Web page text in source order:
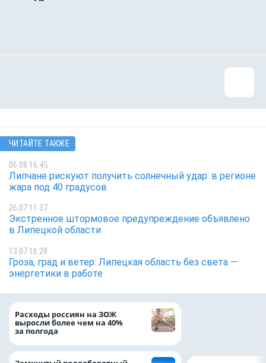
ЧИТАЙТЕ ТАКЖЕ
06.08 16:45
Липчане рискуют получить солнечный удар: в регионе
жара под 40 градусов
26.07 11:37
Экстренное штормовое предупреждение объявлено
в Липецкой области
13.07 16:28
Гроза, град и ветер: Липецкая область без света —
энергетики в работе
Расходы россиян на ЗОЖ
выросли более чем на 40%
за полгода